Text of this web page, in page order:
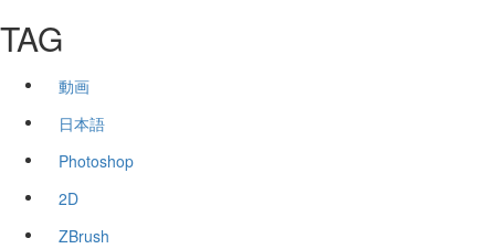
TAG
動画
日本語
Photoshop
2D
ZBrush